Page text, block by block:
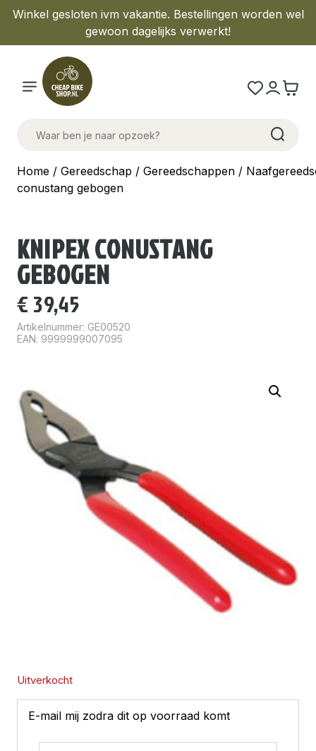
Winkel gesloten ivm vakantie. Bestellingen worden wel
gewoon dagelijks verwerkt!
Home / Gereedschap / Gereedschappen /
conustang gebogen
KNIPEX CONUSTANG
GEBOGEN
€ 39,45
Artikelnummer: GE00520
EAN: 9999999007095
Uitverkocht
E-mail mij zodra dit op voorraad komt